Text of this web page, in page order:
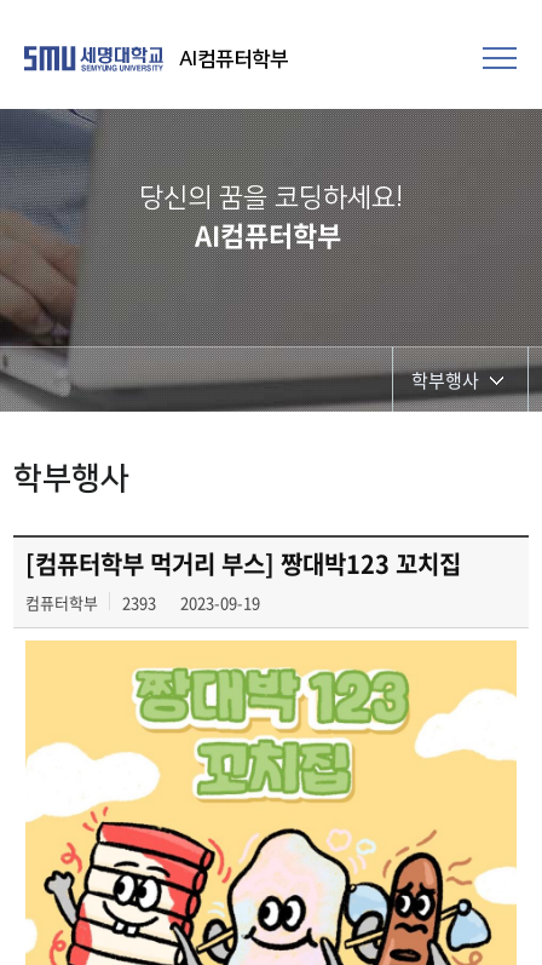
AI컴퓨터학부
당신의 꿈을 코딩하세요!
AI컴퓨터학부
학부행사
전공 동아리
학부행사
[컴퓨터학부 먹거리 부스] 짱대박123 꼬치집
컴퓨터학부 2393 2023-09-19